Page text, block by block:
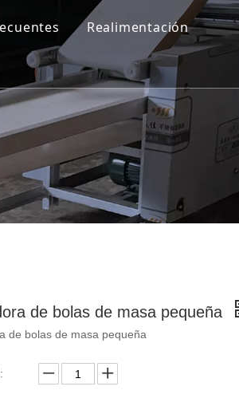
Realimentación
de bolas de masa pequeña
de bolas de masa pequeña